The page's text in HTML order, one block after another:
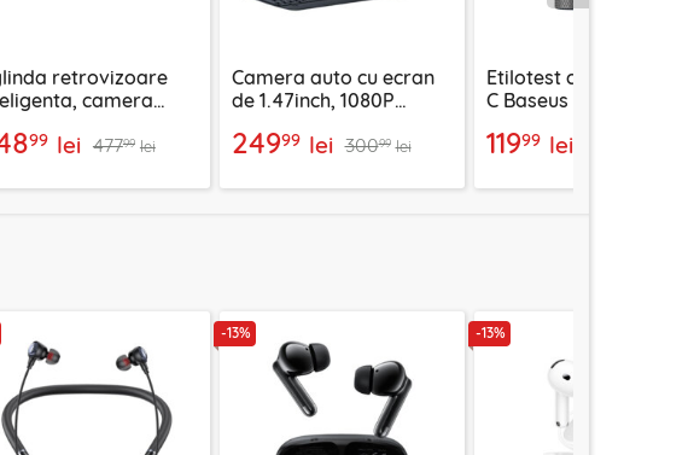
retrovizoare
camera
99 lei 47799 lei
Camera auto cu ecran
de 1.47inch, 1080P
24999 lei 30099 lei
Etilotest cu display
C Baseus CRCX-01,
11999 lei
-13% -13%